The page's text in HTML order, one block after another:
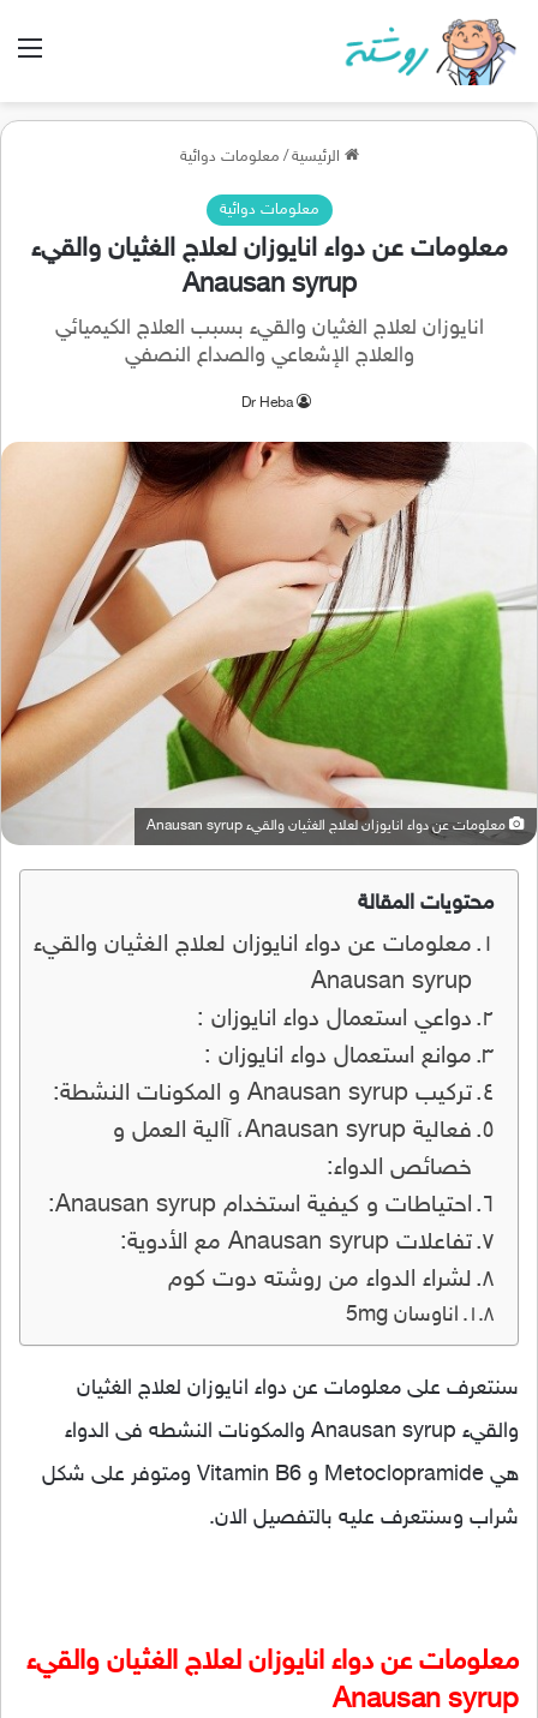
الرئيسية / معلومات دوائية
معلومات دوائية
معلومات عن دواء انايوزان لعلاج الغثيان والقيء
Anausan syrup
انايوزان لعلاج الغثيان والقيء بسبب العلاج الكيميائي
والعلاج الإشعاعي والصداع النصفي
Dr Heba
معلومات عن دواء انايوزان لعلاج الغثيان والقيء Anausan syrup
محتويات المقالة
معلومات عن دواء انايوزان لعلاج الغثيان والقيء
Anausan syrup
دواعي استعمال دواء انايوزان :
موانع استعمال دواء انايوزان :
تركيب Anausan syrup و المكونات النشطة:
فعالية Anausan syrup، آالية العمل و
خصائص الدواء:
احتياطات و كيفية استخدام Anausan syrup:
تفاعلات Anausan syrup مع الأدوية:
لشراء الدواء من روشته دوت كوم
اناوسان 5mg
سنتعرف على معلومات عن دواء انايوزان لعلاج الغثيان
والقيء Anausan syrup والمكونات النشطه فى الدواء
هي Metoclopramide و Vitamin B6 ومتوفر على شكل
شراب وسنتعرف عليه بالتفصيل الان.
معلومات عن دواء انايوزان لعلاج الغثيان والقيء
Anausan syrup